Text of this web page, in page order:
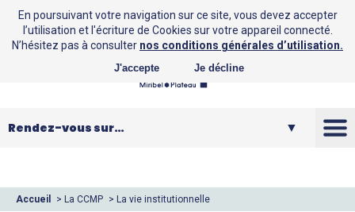
Vos loisirs
Accueil > La CCMP > La vie institutionnelle
En poursuivant votre navigation sur ce site, vous devez accepter
l’utilisation et l'écriture de Cookies sur votre appareil connecté.
N’hésitez pas à consulter nos conditions générales d’utilisation.
J'accepte Je décline